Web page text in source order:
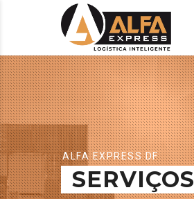
ALFA EXPRESS DF
SERVIÇOS